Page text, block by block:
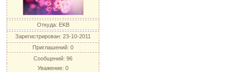
Откуда: EKB
Зарегистрирован: 23-10-2011
Приглашений: 0
Сообщений: 96
Уважение: 0